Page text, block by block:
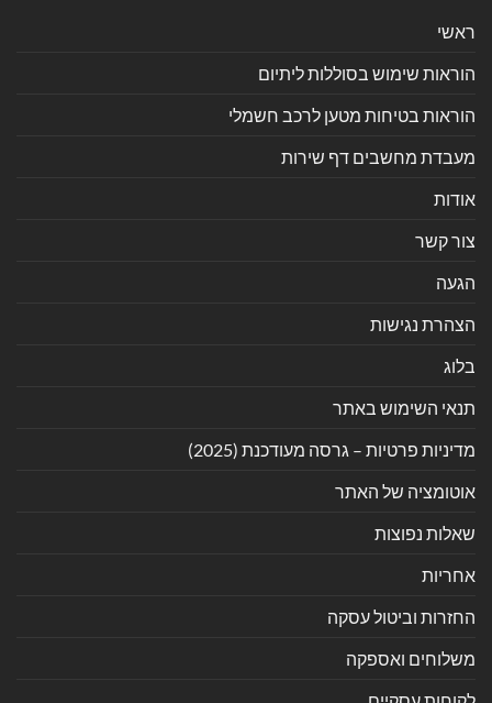
ראשי
הוראות שימוש בסוללות ליתיום
הוראות בטיחות מטען לרכב חשמלי
מעבדת מחשבים דף שירות
אודות
צור קשר
הגעה
הצהרת נגישות
בלוג
תנאי השימוש באתר
מדיניות פרטיות – גרסה מעודכנת (2025)
אוטומציה של האתר
שאלות נפוצות
אחריות
החזרות וביטול עסקה
משלוחים ואספקה